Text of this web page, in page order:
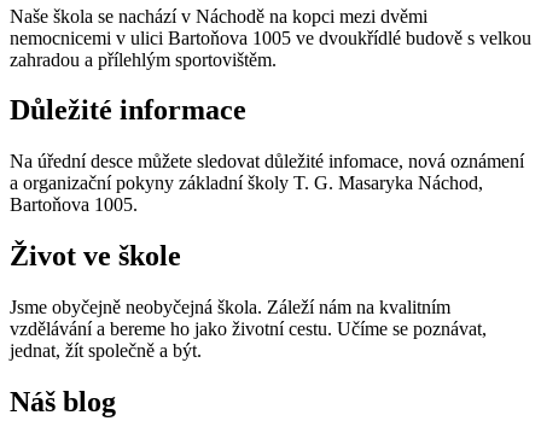
Naše škola se nachází v Náchodě na kopci mezi dvěmi
nemocnicemi v ulici Bartoňova 1005 ve dvoukřídlé budově s velkou
zahradou a přílehlým sportovištěm.
Důležité informace
Na úřední desce můžete sledovat důležité infomace, nová oznámení
a organizační pokyny základní školy T. G. Masaryka Náchod,
Bartoňova 1005.
Život ve škole
Jsme obyčejně neobyčejná škola. Záleží nám na kvalitním
vzdělávání a bereme ho jako životní cestu. Učíme se poznávat,
jednat, žít společně a být.
Náš blog